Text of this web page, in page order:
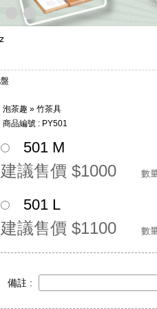
然之旅吧！
園！
，讓您一直一直賺哦！
泡茶趣 » 竹茶具
商品編號 : PY501
501 M
建議售價 $1000 數
501 L
建議售價 $1100 數
備註 :